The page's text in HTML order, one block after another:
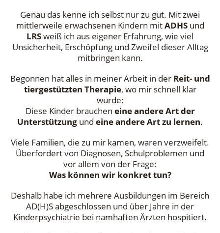
Genau das kenne ich selbst nur zu gut. Mit zwei
mittlerweile erwachsenen Kindern mitADHS und
LRSweiß ich aus eigener Erfahrung, wie viel
Unsicherheit, Erschöpfung und Zweifel dieser Alltag
mitbringen kann.
Begonnen hat alles in meiner Arbeit in der Reit- und
tiergestützten Therapie, wo mir schnell klar
wurde:
Diese Kinder brauchen eine andere Art der
Unterstützung und eine andere Art zu lernen.
Viele Familien, die zu mir kamen, waren verzweifelt.
Überfordert von Diagnosen, Schulproblemen und
vor allem von der Frage:
Was können wir konkret tun?
Deshalb habe ich mehrere Ausbildungen im Bereich
AD(H)S abgeschlossen und über Jahre in der
Kinderpsychiatrie bei namhaften Ärzten hospitiert.